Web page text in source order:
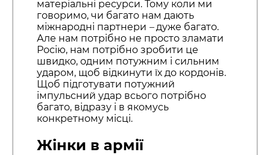
матеріальні ресурси. Тому коли ми
говоримо, чи багато нам дають
міжнародні партнери –дуже багато.
Але нам потрібно не просто зламати
Росію, нам потрібно зробити це
швидко, одним потужним і сильним
ударом, щоб відкинути їх до кордонів.
Щоб підготувати потужний
імпульсний удар всього потрібно
багато, відразу і в якомусь
конкретному місці.
Жінки в армії